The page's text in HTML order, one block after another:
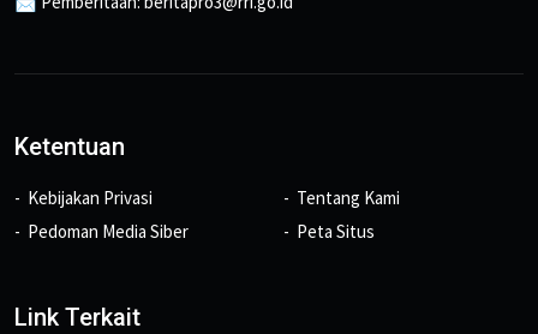
Ketentuan
Kebijakan Privasi
Pedoman Media Siber
Tentang Kami
Peta Situs
Link Terkait